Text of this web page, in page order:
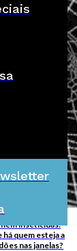
inseticidas:
há quem esteja a
nas janelas?